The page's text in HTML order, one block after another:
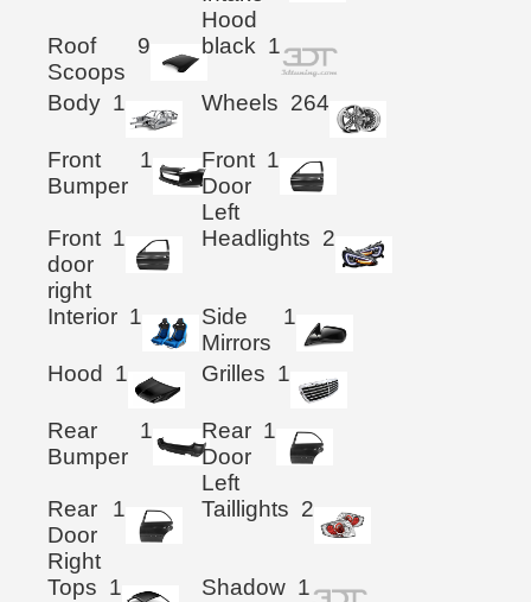
Hood
Roof
Scoops
9 black 1
Body 1 Wheels 264
Front
Bumper
1
Front
Door
Left
1
Front
door
right
1 Headlights 2
Interior 1
Side
Mirrors
1
Hood 1 Grilles 1
Rear
Bumper
1
Rear
Door
Left
1
Rear
Door
Right
1 Taillights 2
Tops 1 Shadow 1